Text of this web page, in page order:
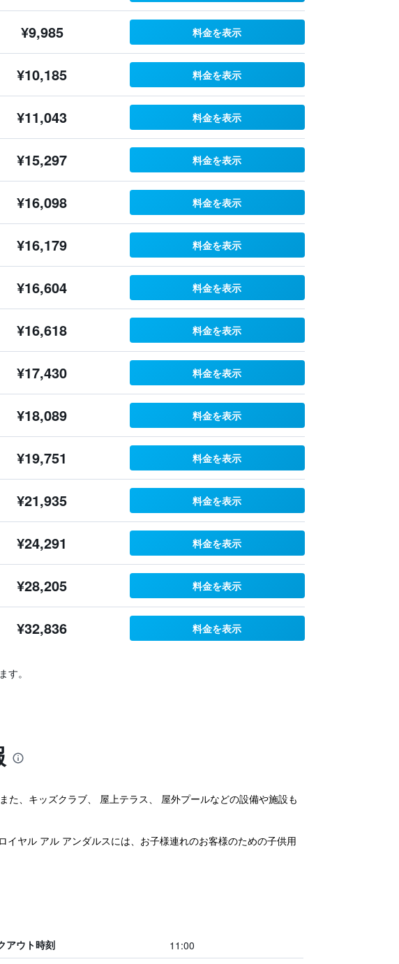
¥9,985 料金を表示
¥10,185 料金を表示
¥11,043 料金を表示
¥15,297 料金を表示
¥16,098 料金を表示
¥16,179 料金を表示
¥16,604 料金を表示
¥16,618 料金を表示
¥17,430 料金を表示
¥18,089 料金を表示
¥19,751 料金を表示
¥21,935 料金を表示
¥24,291 料金を表示
¥28,205 料金を表示
¥32,836 料金を表示
。
、キッズクラブ、 屋上テラス、 屋外プールなどの設備や施設も
ヤル アル アンダルスには、お子様連れのお客様のための子供用
アウト時刻
11:00